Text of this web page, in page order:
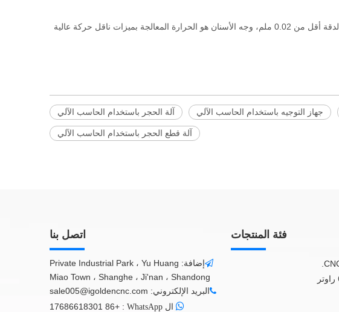
ناقل الحركة حسب الرف والتراس التي تصنعها شركة ألمانيا الشهيرة. الدقة أقل من 0.02 ملم، وجه الأسنان هو الحرارة المعالجة بميزات ناقل حركة عالية
آلة الحجر باستخدام الحاسب الآلي جهاز التوجيه باستخدام الحاسب الآلي
آلة قطع الحجر باستخدام الحاسب الآلي
فئة المنتجات اتصل بنا

إضافة: Private Industrial Park ، Yu Huang
Miao Town ، Shanghe ، Ji'nan ، Shandong
البريد الإلكتروني: sale005@igoldencnc.com

ال WhatsApp :
+86 17686618301